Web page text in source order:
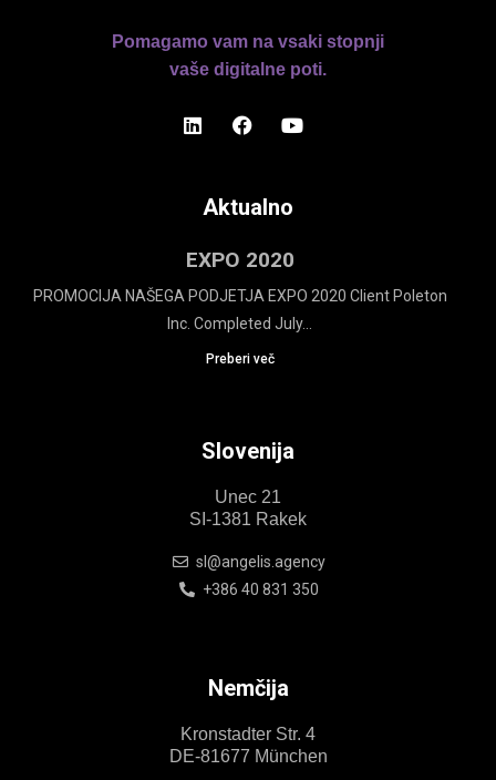
Pomagamo vam na vsaki stopnji
vaše digitalne poti.
Aktualno
EXPO 2020
PROMOCIJA NAŠEGA PODJETJA EXPO 2020 Client Poleton
Inc. Completed July...
Preberi več
Slovenija
Unec 21
SI-1381 Rakek
sl@angelis.agency
+386 40 831 350
Nemčija
Kronstadter Str. 4
DE-81677 München